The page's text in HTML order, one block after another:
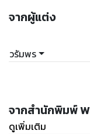
“ก็ไม่อยากไง”
“ก็ขำเหตุผลของคุณ
“กลัวผมหรือไง”
“เปล่า!”
จากผู้แต่ง
วรัมพร
จากสำนักพิมพ์
ดูเพิ่มเติม